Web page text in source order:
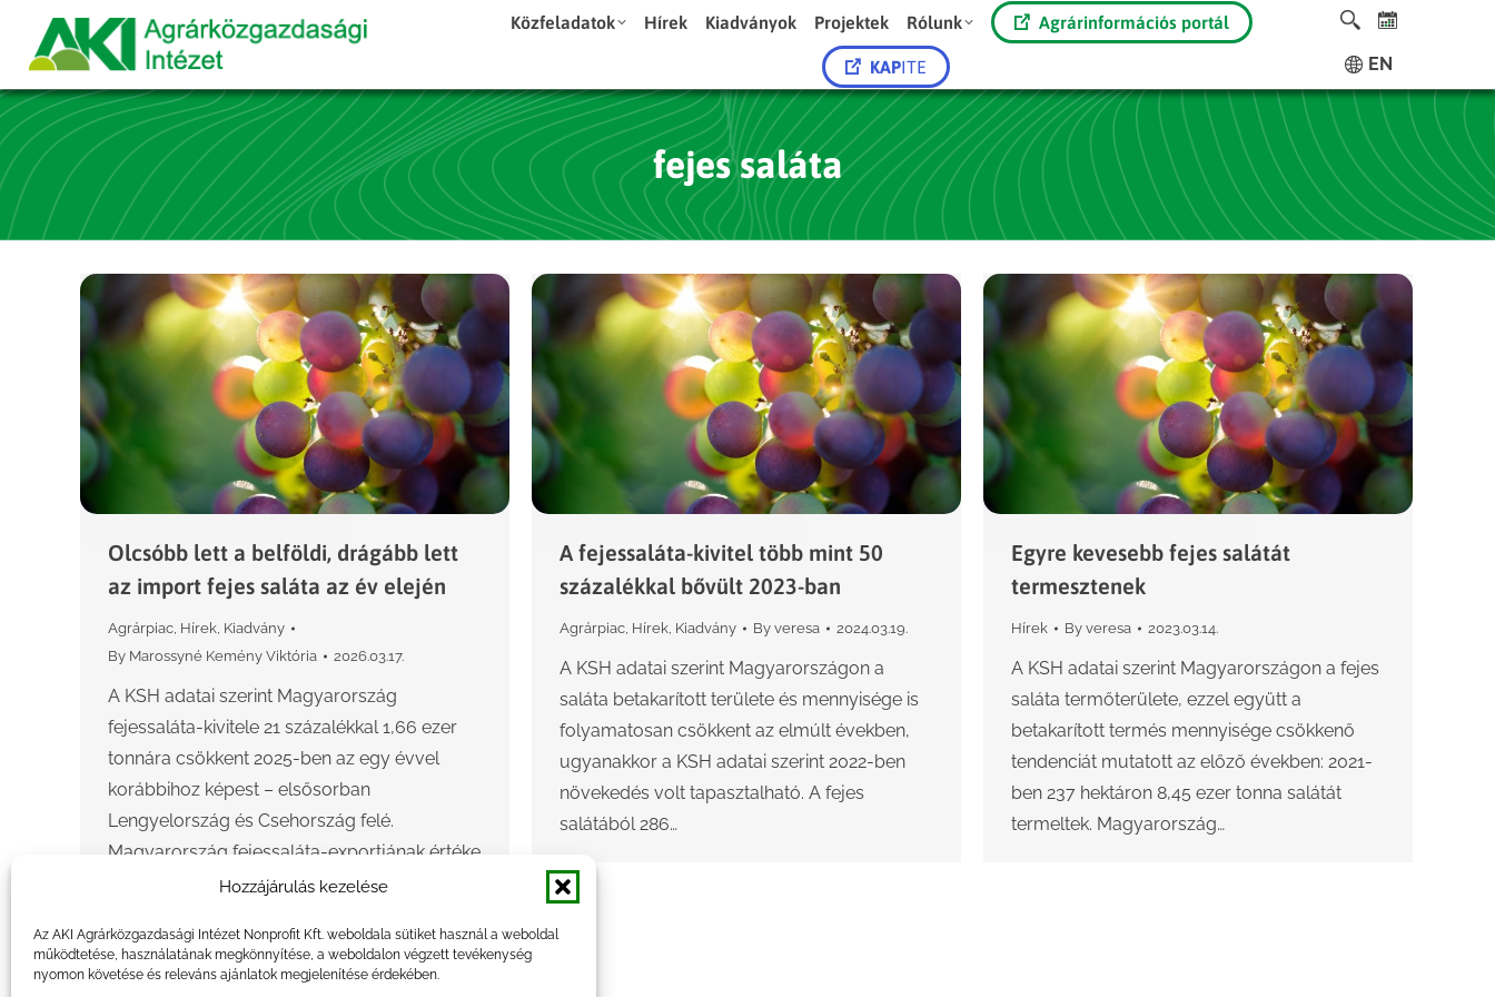
Hozzájárulás kezelése
Az AKI Agrárközgazdasági Intézet Nonprofit Kft. weboldala sütiket használ a weboldal
működtetése, használatának megkönnyítése, a weboldalon végzett tevékenység
nyomon követése és releváns ajánlatok megjelenítése érdekében.
Közfeladatok Hírek Kiadványok Projektek Rólunk Agrárinformációs portál
KAPITE EN
fejes saláta
Olcsóbb lett a belföldi, drágább lett
az import fejes saláta az év elején
Agrárpiac, Hírek, Kiadvány
By Marossyné Kemény Viktória 2026.03.17.
A KSH adatai szerint Magyarország
fejessaláta-kivitele 21 százalékkal 1,66 ezer
tonnára csökkent 2025-ben az egy évvel
korábbihoz képest – elsősorban
Lengyelország és Csehország felé.
Magyarország fejessaláta-exportjának értéke
22 százalékkal 647,7…
A fejessaláta-kivitel több mint 50
százalékkal bővült 2023-ban
Agrárpiac, Hírek, Kiadvány By veresa 2024.03.19.
A KSH adatai szerint Magyarországon a
saláta betakarított területe és mennyisége is
folyamatosan csökkent az elmúlt években,
ugyanakkor a KSH adatai szerint 2022-ben
növekedés volt tapasztalható. A fejes
salátából 286…
Egyre kevesebb fejes salátát
termesztenek
Hírek By veresa 2023.03.14.
A KSH adatai szerint Magyarországon a fejes
saláta termőterülete, ezzel együtt a
betakarított termés mennyisége csökkenő
tendenciát mutatott az előző években: 2021-
ben 237 hektáron 8,45 ezer tonna salátát
termeltek. Magyarország…